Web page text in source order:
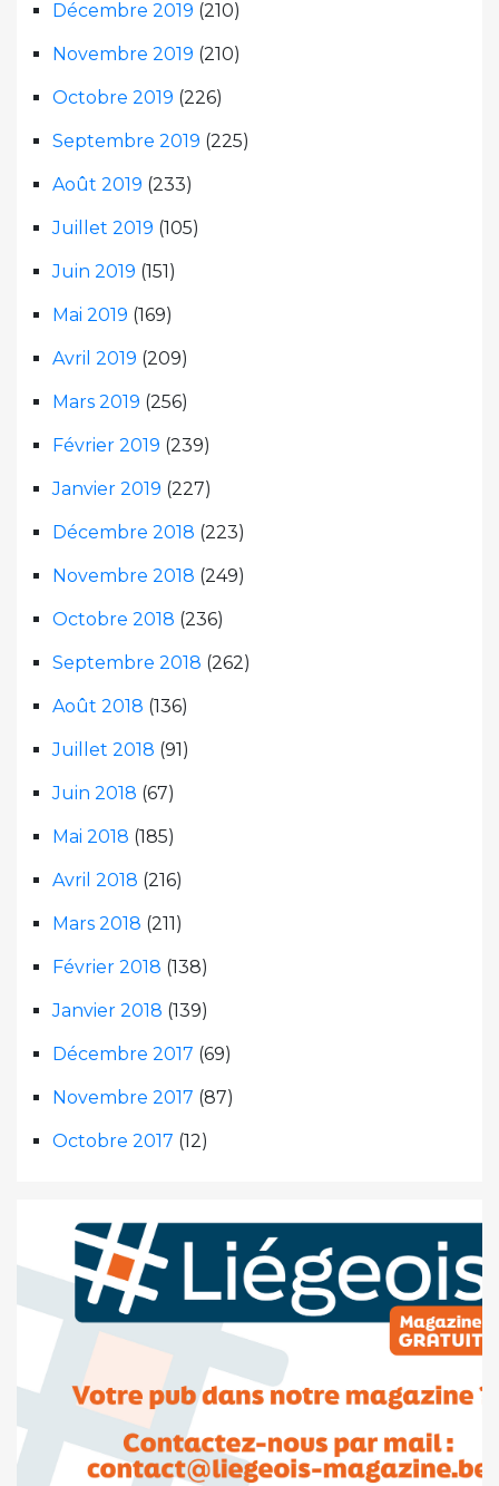
Décembre 2019 (210)
Novembre 2019 (210)
Octobre 2019 (226)
Septembre 2019 (225)
Août 2019 (233)
Juillet 2019 (105)
Juin 2019 (151)
Mai 2019 (169)
Avril 2019 (209)
Mars 2019 (256)
Février 2019 (239)
Janvier 2019 (227)
Décembre 2018 (223)
Novembre 2018 (249)
Octobre 2018 (236)
Septembre 2018 (262)
Août 2018 (136)
Juillet 2018 (91)
Juin 2018 (67)
Mai 2018 (185)
Avril 2018 (216)
Mars 2018 (211)
Février 2018 (138)
Janvier 2018 (139)
Décembre 2017 (69)
Novembre 2017 (87)
Octobre 2017 (12)